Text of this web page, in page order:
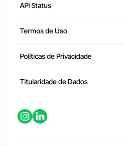
API Status
Termos de Uso
Políticas de Privacidade
Titularidade de Dados